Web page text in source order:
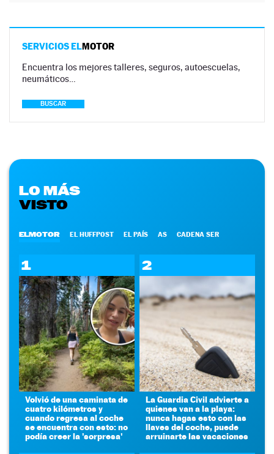
SERVICIOS ELMOTOR
Encuentra los mejores talleres, seguros, autoescuelas,
neumáticos…
BUSCAR
LO MÁS
VISTO
ELMOTOR EL HUFFPOST EL PAÍS AS CADENA SER
1
Volvió de una caminata de
cuatro kilómetros y
cuando regresa al coche
se encuentra con esto: no
podía creer la 'sorpresa'
2
La Guardia Civil advierte a
quienes van a la playa:
nunca hagas esto con las
llaves del coche, puede
arruinarte las vacaciones